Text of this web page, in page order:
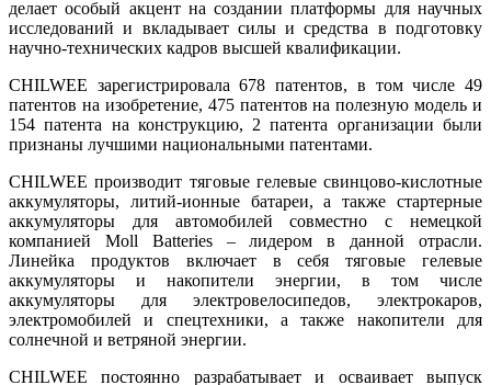
делает особый акцент на создании платформы для научных
исследований и вкладывает силы и средства в подготовку
научно-технических кадров высшей квалификации.
CHILWEE зарегистрировала 678 патентов, в том числе 49
патентов на изобретение, 475 патентов на полезную модель и
154 патента на конструкцию, 2 патента организации были
признаны лучшими национальными патентами.
CHILWEE производит тяговые гелевые свинцово-кислотные
аккумуляторы, литий-ионные батареи, а также стартерные
аккумуляторы для автомобилей совместно с немецкой
компанией Moll Batteries – лидером в данной отрасли.
Линейка продуктов включает в себя тяговые гелевые
аккумуляторы и накопители энергии, в том числе
аккумуляторы для электровелосипедов, электрокаров,
электромобилей и спецтехники, а также накопители для
солнечной и ветряной энергии.
CHILWEE постоянно разрабатывает и осваивает выпуск